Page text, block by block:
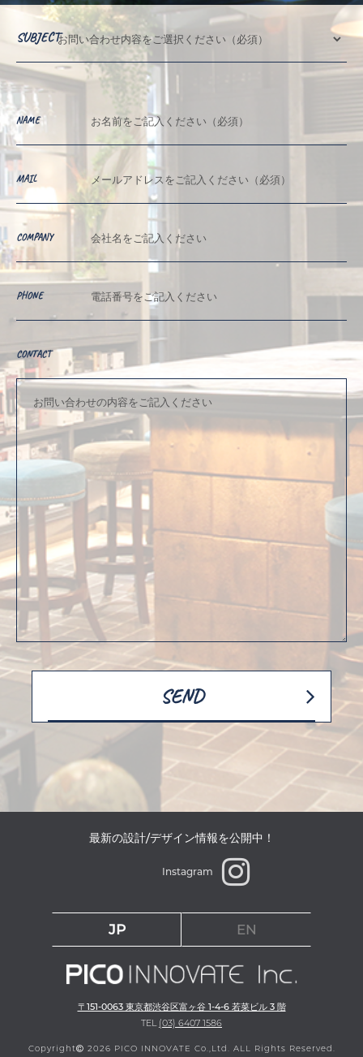
SUBJECT
NAME
MAIL
COMPANY
PHONE
CONTACT
最新の設計/デザイン情報を公開中！
Instagram
JP EN
〒151-0063 東京都渋谷区富ヶ谷 1-4-6 若菜ビル 3 階
TEL (03) 6407 1586
Copyright 2026 PICO INNOVATE Co.,Ltd. ALL Rights Reserved.